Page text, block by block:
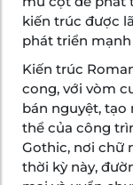
kiến trúc được
phát triển
Kiến trúc
cong, với vòm
bán nguyệt,
thể của công
Gothic, nơi chữ
thời kỳ này,